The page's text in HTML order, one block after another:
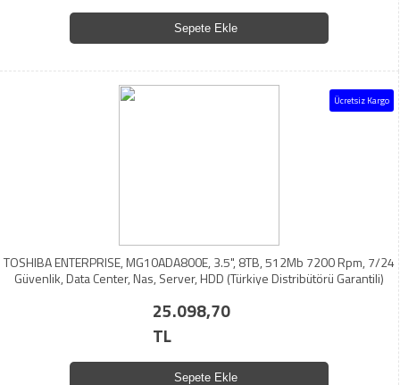
Sepete Ekle
Ücretsiz Kargo
TOSHIBA ENTERPRISE, MG10ADA800E, 3.5", 8TB, 512Mb 7200 Rpm, 7/24
Güvenlik, Data Center, Nas, Server, HDD (Türkiye Distribütörü Garantili)
25.098,70
TL
Sepete Ekle